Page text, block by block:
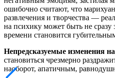
ошибочно считают, что
развлечения и творчества —
на психику может быть не
времени становится
Непредсказуемые изменения
становиться чрезмерно
наоборот, апатичным,